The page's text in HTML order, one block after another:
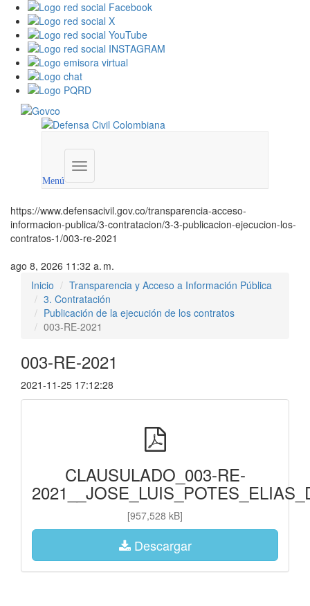
Menú
Menú
institucional
https://www.defensacivil.gov.co/transparencia-acceso-
informacion-publica/3-contratacion/3-3-publicacion-ejecucion-los-
contratos-1/003-re-2021
ago 8, 2026 11:32 a. m.
Inicio
Transparencia y Acceso a Información Pública
3. Contratación
Publicación de la ejecución de los contratos
003-RE-2021
003-RE-2021
2021-11-25 17:12:28
CLAUSULADO_003-RE-
[957,528 kB]
Descargar